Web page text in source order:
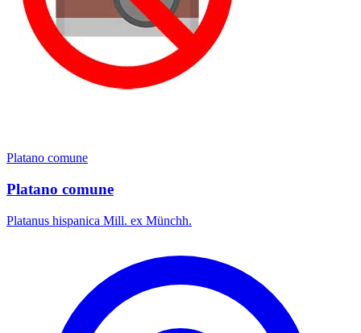
Platano comune
Platano comune
Platanus hispanica Mill. ex Münchh.